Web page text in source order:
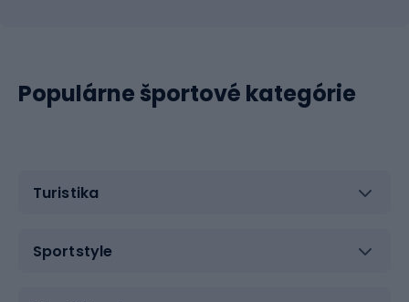
Populárne športové kategórie
Turistika
Sportstyle